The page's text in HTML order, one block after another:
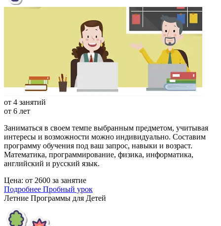
от 4 занятий
от 6 лет
Заниматься в своем темпе выбранным предметом, учитывая
интересы и возможности можно индивидуально. Составим
программу обучения под ваш запрос, навыки и возраст.
Математика, программирование, физика, информатика,
английский и русский язык.
Цена: от 2600 за занятие
Подробнее Пробный урок
Летние Программы для Детей